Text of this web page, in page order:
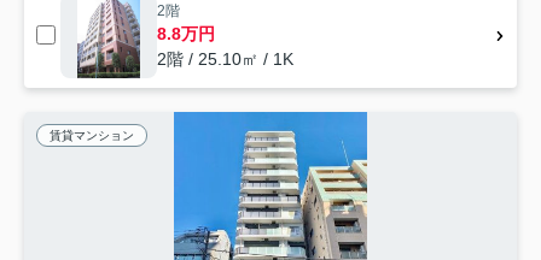
2階
8.8万円
2階 / 25.10㎡ / 1K
賃貸マンション